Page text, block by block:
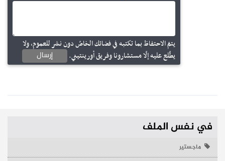
يتمّ الاحتفاظ بما تكتبه في فضائك الخاصّ دون نشر للعموم، ولا
يطّلع عليه إلّا مستشارونا وفريق أورينتيني.
إرسال
في نفس الملف
ماجستير